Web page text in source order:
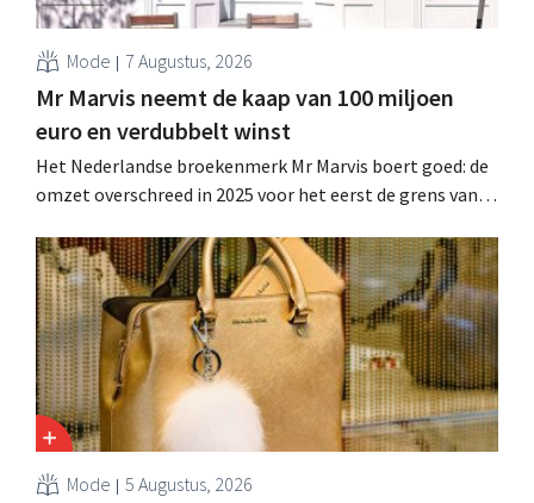
Mode 7 Augustus, 2026
Mr Marvis neemt de kaap van 100 miljoen
euro en verdubbelt winst
Het Nederlandse broekenmerk Mr Marvis boert goed: de
omzet overschreed in 2025 voor het eerst de grens van
marketinginvesteringen blijken te lonen.
Mode 5 Augustus, 2026